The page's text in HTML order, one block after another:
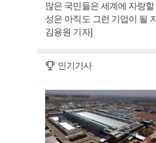
많은 국민들은 세계에 자랑
성은 아직도 그런 기업이 될
김용원 기자]
인기기사